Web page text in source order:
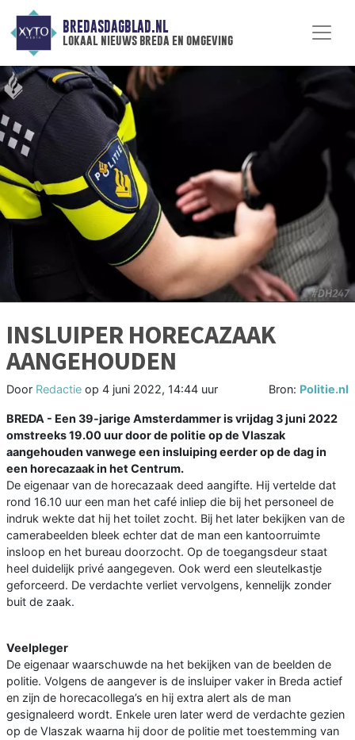
BREDASDAGBLAD.NL
lokaal nieuws breda en omgeving
INSLUIPER HORECAZAAK
AANGEHOUDEN
Door Redactie op 4 juni 2022, 14:44 uur Bron: Politie.nl
BREDA - Een 39-jarige Amsterdammer is vrijdag 3 juni 2022
omstreeks 19.00 uur door de politie op de Vlaszak
aangehouden vanwege een insluiping eerder op de dag in
een horecazaak in het Centrum.
De eigenaar van de horecazaak deed aangifte. Hij vertelde dat
rond 16.10 uur een man het café inliep die bij het personeel de
indruk wekte dat hij het toilet zocht. Bij het later bekijken van de
camerabeelden bleek echter dat de man een kantoorruimte
insloop en het bureau doorzocht. Op de toegangsdeur staat
heel duidelijk privé aangegeven. Ook werd een sleutelkastje
geforceerd. De verdachte verliet vervolgens, kennelijk zonder
buit de zaak.
Veelpleger
De eigenaar waarschuwde na het bekijken van de beelden de
politie. Volgens de aangever is de insluiper vaker in Breda actief
en zijn de horecacollega’s en hij extra alert als de man
gesignaleerd wordt. Enkele uren later werd de verdachte gezien
op de Vlaszak waarna hij door de politie met toestemming van